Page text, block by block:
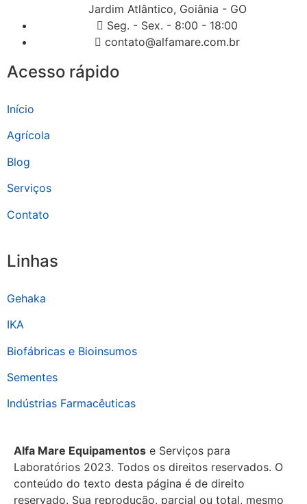
Jardim Atlântico, Goiânia - GO
Seg. - Sex. - 8:00 - 18:00
contato@alfamare.com.br
Acesso rápido
Início
Agrícola
Blog
Serviços
Contato
Linhas
Gehaka
IKA
Biofábricas e Bioinsumos
Sementes
Indústrias Farmacêuticas
Alfa Mare Equipamentos e Serviços para
Laboratórios 2023. Todos os direitos reservados. O
conteúdo do texto desta página é de direito
reservado. Sua reprodução, parcial ou total, mesmo